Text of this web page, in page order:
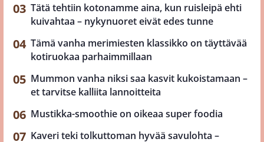
Tätä tehtiin kotonamme aina, kun ruisleipä ehti
kuivahtaa – nykynuoret eivät edes tunne
Tämä vanha merimiesten klassikko on täyttävää
kotiruokaa parhaimmillaan
Mummon vanha niksi saa kasvit kukoistamaan –
et tarvitse kalliita lannoitteita
Mustikka-smoothie on oikeaa super foodia
Kaveri teki tolkuttoman hyvää savulohta –